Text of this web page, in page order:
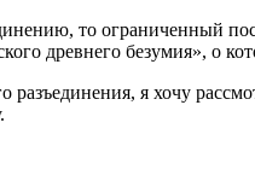
то огра­ни­чен­ный
древ­не­го безу­мия», о
я хочу